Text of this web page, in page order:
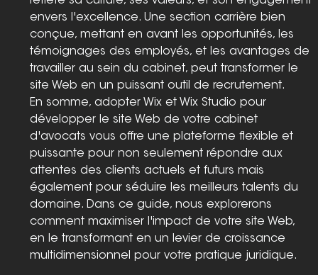
envers l'excellence. Une section carrière bien
conçue, mettant en avant les opportunités, les
témoignages des employés, et les avantages de
travailler au sein du cabinet, peut transformer le
site Web en un puissant outil de recrutement.
En somme, adopter Wix et Wix Studio pour
développer le site Web de votre cabinet
d'avocats vous offre une plateforme flexible et
puissante pour non seulement répondre aux
attentes des clients actuels et futurs mais
également pour séduire les meilleurs talents du
domaine. Dans ce guide, nous explorerons
comment maximiser l'impact de votre site Web,
en le transformant en un levier de croissance
multidimensionnel pour votre pratique juridique.